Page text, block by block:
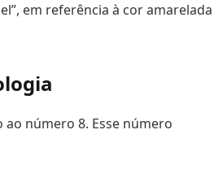
em referência à cor amarelada
número 8. Esse número